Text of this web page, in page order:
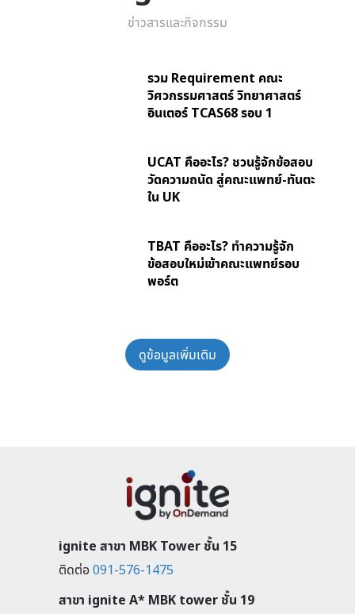
ข่าวสารและกิจกรรม
รวม Requirement คณะ
วิศวกรรมศาสตร์ วิทยาศาสตร์
อินเตอร์ TCAS68 รอบ 1
UCAT คืออะไร? ชวนรู้จักข้อสอบ
วัดความถนัด สู่คณะแพทย์-ทันตะ
ใน UK
TBAT คืออะไร? ทำความรู้จัก
ข้อสอบใหม่เข้าคณะแพทย์รอบ
พอร์ต
ดูข้อมูลเพิ่มเติม
ignite สาขา MBK Tower ชั้น 15
ติดต่อ091-576-1475
สาขา ignite A* MBK tower ชั้น 19